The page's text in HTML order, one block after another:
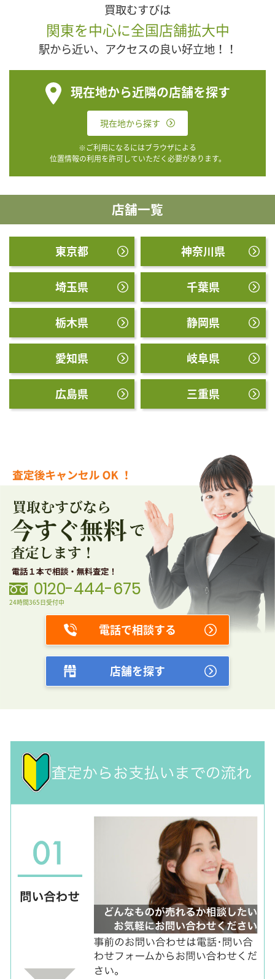
買取むすびは
関東を中心に全国店舗拡大中
駅から近い、アクセスの良い好立地！！
現在地から近隣の店舗を探す
現在地から探す
※ご利用になるにはブラウザによる
位置情報の利用を許可していただく必要があります。
店舗一覧
東京都 神奈川県
埼玉県 千葉県
栃木県 静岡県
愛知県 岐阜県
広島県 三重県
0120-444-675
24時間365日受付中
電話で相談する
店舗を探す